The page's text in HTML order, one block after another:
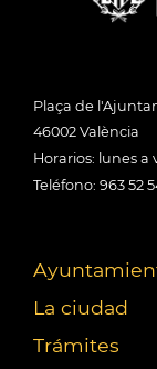
Plaça de
46002 València
Horarios: lunes a
Teléfono: 963 52
La ciudad
Trámites